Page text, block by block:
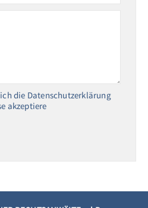
die Datenschutzerklärung
akzeptiere